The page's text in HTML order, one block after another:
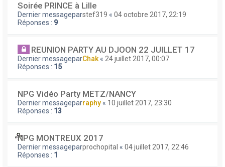
Soirée PRINCE à Lille
Dernier messageparstef319 « 04 octobre 2017, 22:19
Réponses : 9
REUNION PARTY AU DJOON 22 JUILLET 17
Dernier messageparChak « 24 juillet 2017, 00:07
Réponses : 15
NPG Vidéo Party METZ/NANCY
Dernier messageparraphy « 10 juillet 2017, 23:30
Réponses : 13
NPG MONTREUX 2017
Dernier messageparprochopital « 04 juillet 2017, 22:46
Réponses : 1